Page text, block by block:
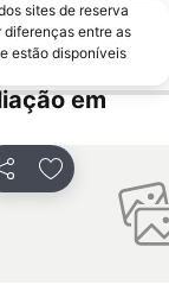
sites de reserva
diferenças entre as
estão disponíveis
em
Adicionar